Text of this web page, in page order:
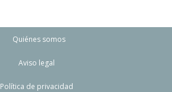
Quiénes somos
Aviso legal
Política de privacidad